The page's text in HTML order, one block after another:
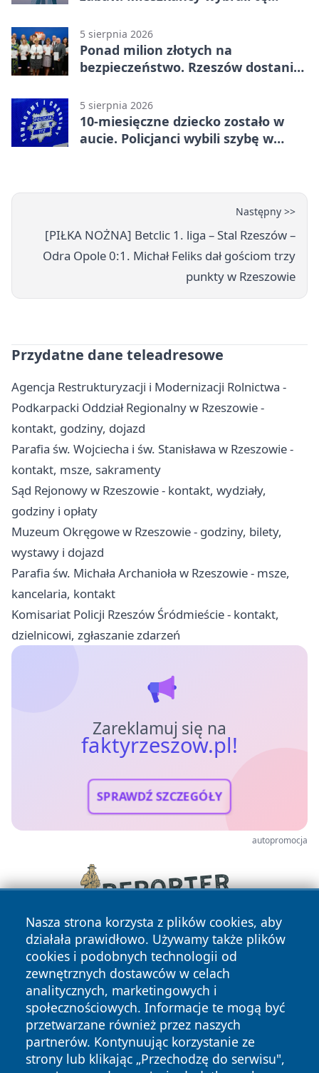
5 sierpnia 2026
Ponad milion złotych na
bezpieczeństwo. Rzeszów dostanie
5 sierpnia 2026
10-miesięczne dziecko zostało w
aucie. Policjanci wybili szybę w
Następny >>
[PIŁKA NOŻNA] Betclic 1. liga – Stal Rzeszów –
Odra Opole 0:1. Michał Feliks dał gościom trzy
punkty w Rzeszowie
Przydatne dane teleadresowe
Agencja Restrukturyzacji i Modernizacji Rolnictwa -
Podkarpacki Oddział Regionalny w Rzeszowie -
kontakt, godziny, dojazd
Parafia św. Wojciecha i św. Stanisława w Rzeszowie -
kontakt, msze, sakramenty
Sąd Rejonowy w Rzeszowie - kontakt, wydziały,
godziny i opłaty
Muzeum Okręgowe w Rzeszowie - godziny, bilety,
wystawy i dojazd
Parafia św. Michała Archanioła w Rzeszowie - msze,
kancelaria, kontakt
Komisariat Policji Rzeszów Śródmieście - kontakt,
dzielnicowi, zgłaszanie zdarzeń
Zareklamuj się na
faktyrzeszow.pl!
SPRAWDŹ SZCZEGÓŁY
autopromocja
Nasza strona korzysta z plików cookies, aby
działała prawidłowo. Używamy także plików
cookies i podobnych technologii od
zewnętrznych dostawców w celach
analitycznych, marketingowych i
społecznościowych. Informacje te mogą być
przetwarzane również przez naszych
partnerów. Kontynuując korzystanie ze
strony lub klikając „Przechodzę do serwisu",
Copyright © 2026 faktyrzeszow.pl Wszystkie prawa
zastrzeżone.